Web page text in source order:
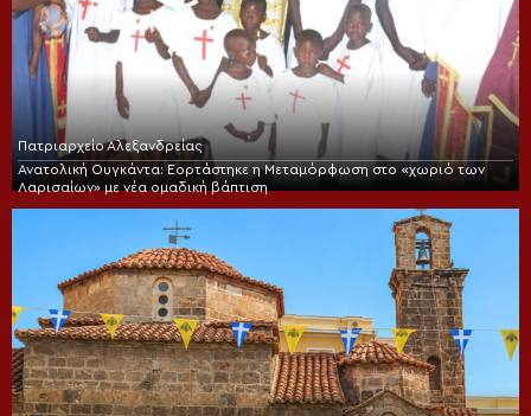
Πατριαρχείο Αλεξανδρείας
Ανατολική Ουγκάντα: Εορτάστηκε η Μεταμόρφωση στο «χωριό των
Λαρισαίων» με νέα ομαδική βάπτιση